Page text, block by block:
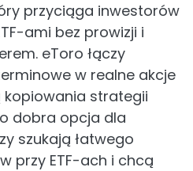
przyciąga inwestorów
ami bez prowizji i
eToro łączy
w realne akcje
kopiowania strategii
dobra opcja dla
szukają łatwego
przy ETF-ach i chcą